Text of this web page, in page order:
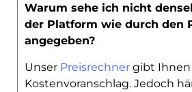
Warum sehe ich nicht
der Platform wie durch den
angegeben?
Unser Preisrechner gibt Ihnen
Kostenvoranschlag. Jedoch